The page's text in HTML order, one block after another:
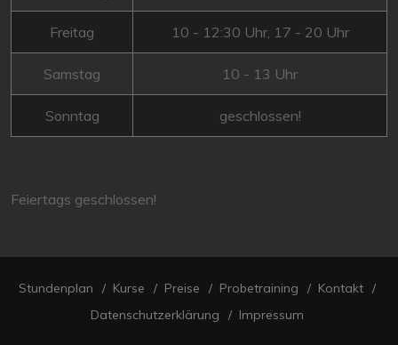
Freitag 10 - 12:30 Uhr, 17 - 20 Uhr
Samstag 10 - 13 Uhr
Sonntag geschlossen!
Feiertags geschlossen!
Stundenplan Kurse Preise Probetraining
Kontakt
Datenschutzerklärung
Impressum